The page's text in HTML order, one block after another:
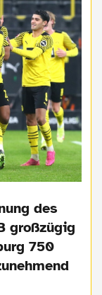
des
großzügig
750